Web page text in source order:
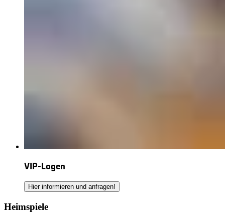
VIP-Logen
Hier informieren und anfragen!
Heimspiele